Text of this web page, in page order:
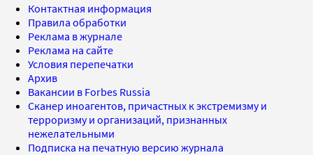
Контактная информация
Правила обработки
Реклама в журнале
Реклама на сайте
Условия перепечатки
Архив
Вакансии в Forbes Russia
Сканер иноагентов, причастных к экстремизму и
терроризму и организаций, признанных
нежелательными
Подписка на печатную версию журнала